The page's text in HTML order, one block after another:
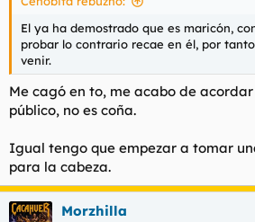
El ya ha demostrado que es maricón,
probar lo contrario recae en él, por
venir.
Me cagó en to, me acabo de
público, no es coña.
Igual tengo que empezar a tomar
para la cabeza.
Morzhilla